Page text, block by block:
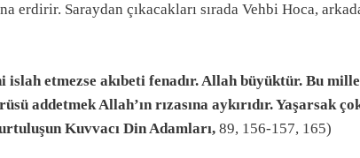
erdirir. Saraydan çıkacakları sırada Vehbi Hoca,
islah etmezse akıbeti fenadır. Allah büyüktür. Bu
addetmek Allah’ın rızasına aykırıdır. Yaşarsak
Kuvvacı Din Adamları, 89, 156-157, 165)